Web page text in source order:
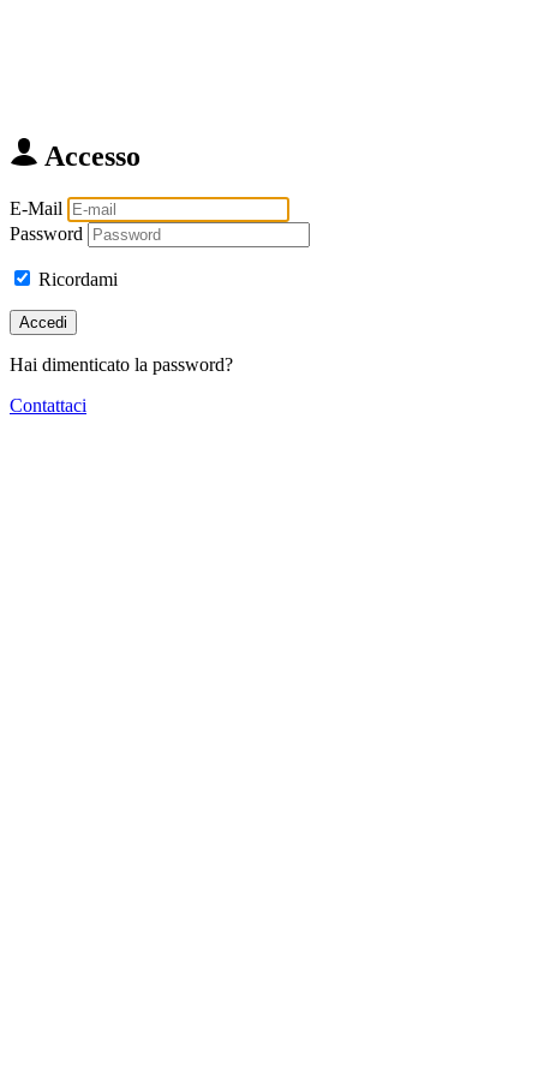
Accesso
E-Mail
Password
Ricordami
Accedi
Hai dimenticato la password?
Contattaci